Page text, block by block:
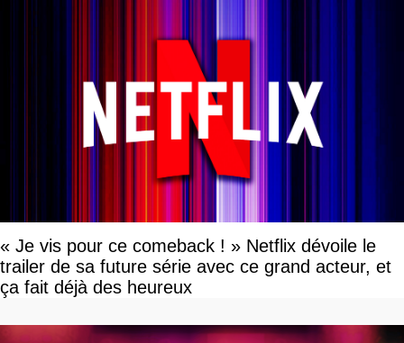
« Je vis pour ce comeback ! » Netflix dévoile le
trailer de sa future série avec ce grand acteur, et
ça fait déjà des heureux